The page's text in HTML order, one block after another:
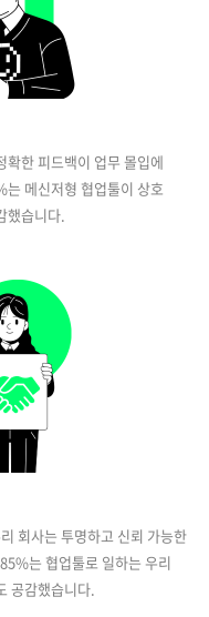
한 피드백이 업무 몰입에
메신저형 협업툴이 상호
했습니다.
회사는 투명하고 신뢰 가능한
는 협업툴로 일하는 우리
공감했습니다.